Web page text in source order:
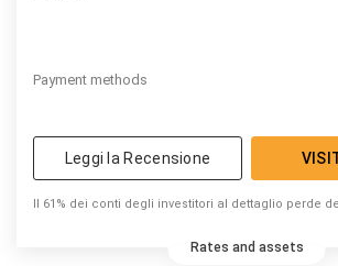
Payment methods
Leggi la Recensione
Il 61% dei conti degli investitori al dettaglio perde
Rates and assets